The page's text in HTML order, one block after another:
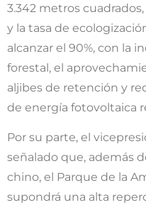
3.342 metros
y la tasa de
alcanzar el 90%, con la
forestal, el
aljibes de retención y
de energía fotovoltaica
Por su parte, el
señalado que, además
chino, el Parque de la
supondrá una alta